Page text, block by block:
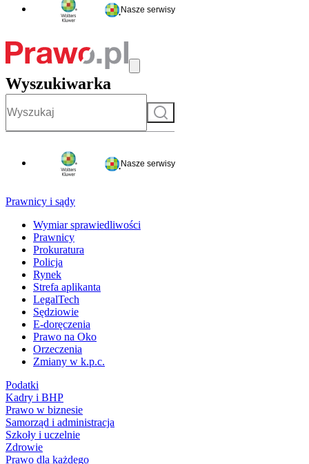
Nasze serwisy
Wyszukiwarka
Szukaj
Nasze serwisy
Prawnicy i sądy
Wymiar sprawiedliwości
Prawnicy
Prokuratura
Policja
Rynek
Strefa aplikanta
LegalTech
Sędziowie
E-doręczenia
Prawo na Oko
Orzeczenia
Zmiany w k.p.c.
Podatki
Kadry i BHP
Prawo w biznesie
Samorząd i administracja
Szkoły i uczelnie
Zdrowie
Prawo dla każdego